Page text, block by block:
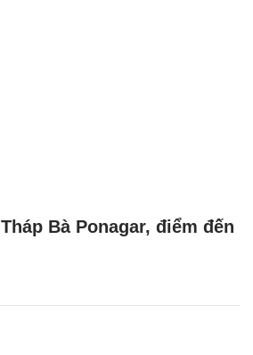
Bà Ponagar, điểm đến